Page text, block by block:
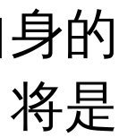
的
是